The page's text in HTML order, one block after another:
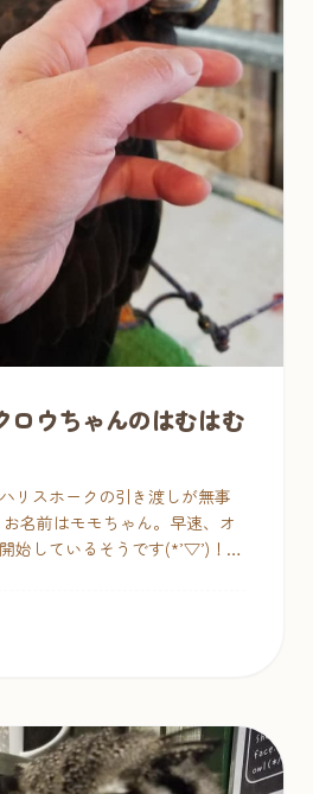
ロウちゃんのはむはむ
リスホークの引き渡しが無事
名前はモモちゃん。早速、オ
始しているそうです(*’▽’)！